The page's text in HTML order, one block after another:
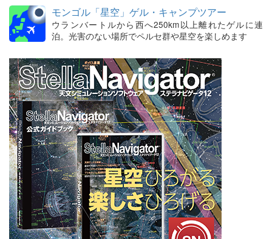
モンゴル「星空」ゲル・キャンプツアー
ウランバートルから西へ250km以上離れたゲルに連
泊。光害のない場所でペルセ群や星空を楽しめます